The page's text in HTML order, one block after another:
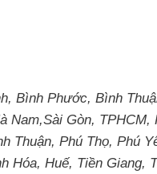
Bình Phước, Bình
Gòn, TPHCM,
Thuận, Phú Thọ, Phú
Hóa, Huế, Tiền Giang,